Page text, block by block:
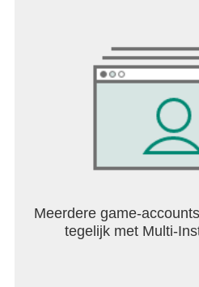
Servicevoorwaarden:
Privacybeleid: https://
Meerdere game-
tegelijk met Multi-